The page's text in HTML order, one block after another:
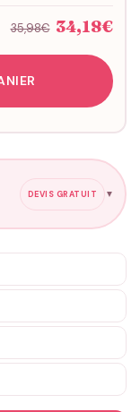
35,98€ 34,18€
DEVIS GRATUIT ▼
selon la demande